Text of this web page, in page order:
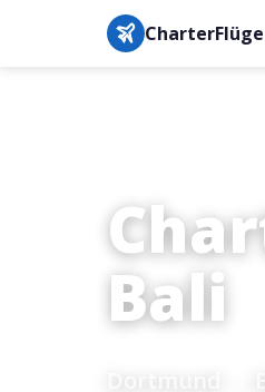
CharterFlüge
Bali